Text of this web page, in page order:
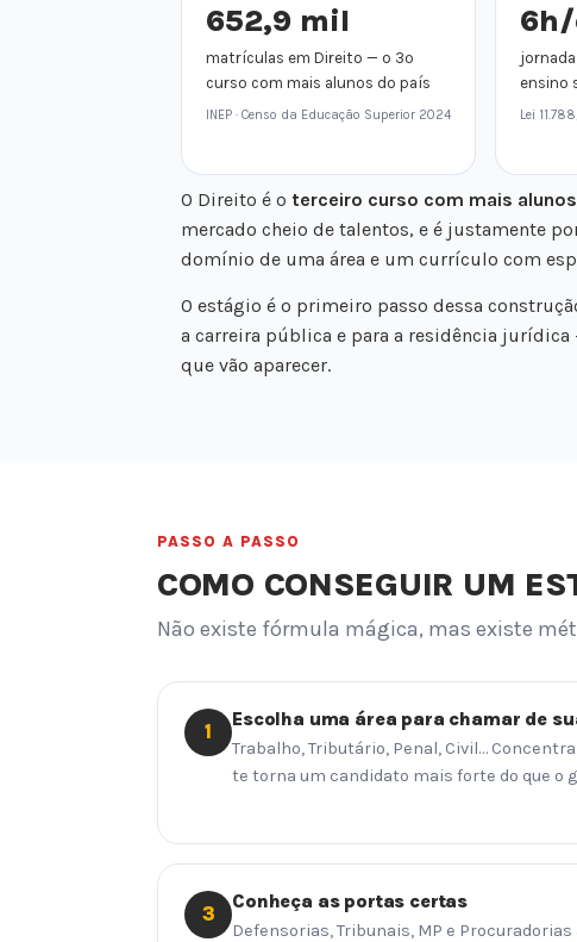
652,9 mil
matrículas em Direito — o 3º
curso com mais alunos do país
INEP · Censo da Educação Superior 2024
ensino
Lei
O Direito é o terceiro curso com mais
mercado cheio de talentos, e é justamente
domínio de uma área e um currículo com
O estágio é o primeiro passo dessa
a carreira pública e para a residência
que vão aparecer.
PASSO A PASSO
COMO CONSEGUIR UM
Não existe fórmula mágica, mas existe
1
Escolha uma área para chamar de
Trabalho, Tributário, Penal, Civil…
te torna um candidato mais forte do que o
3
Conheça as portas certas
Defensorias, Tribunais, MP e